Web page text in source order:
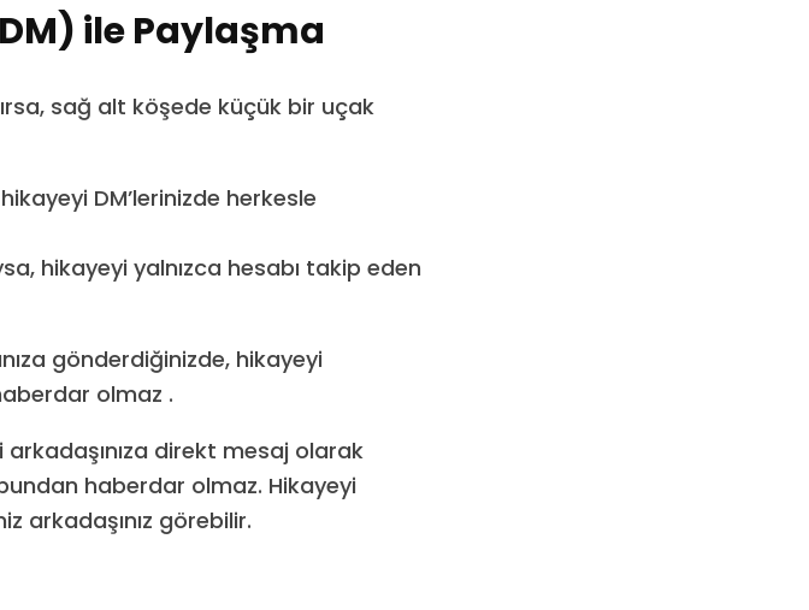
ile Paylaşma
sağ alt köşede küçük bir uçak
DM’lerinizde herkesle
hikayeyi yalnızca hesabı takip eden
gönderdiğinizde, hikayeyi
olmaz .
direkt mesaj olarak
haberdar olmaz. Hikayeyi
arkadaşınız görebilir.